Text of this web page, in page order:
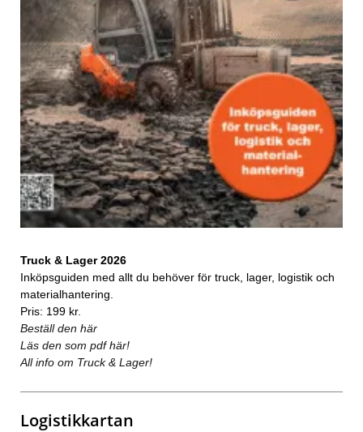
Truck & Lager 2026
Inköpsguiden med allt du behöver för truck, lager, logistik och
materialhantering.
Pris: 199 kr.
Beställ den här
Läs den som pdf här!
All info om Truck & Lager!
Logistikkartan